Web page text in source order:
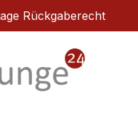
Rückgaberecht